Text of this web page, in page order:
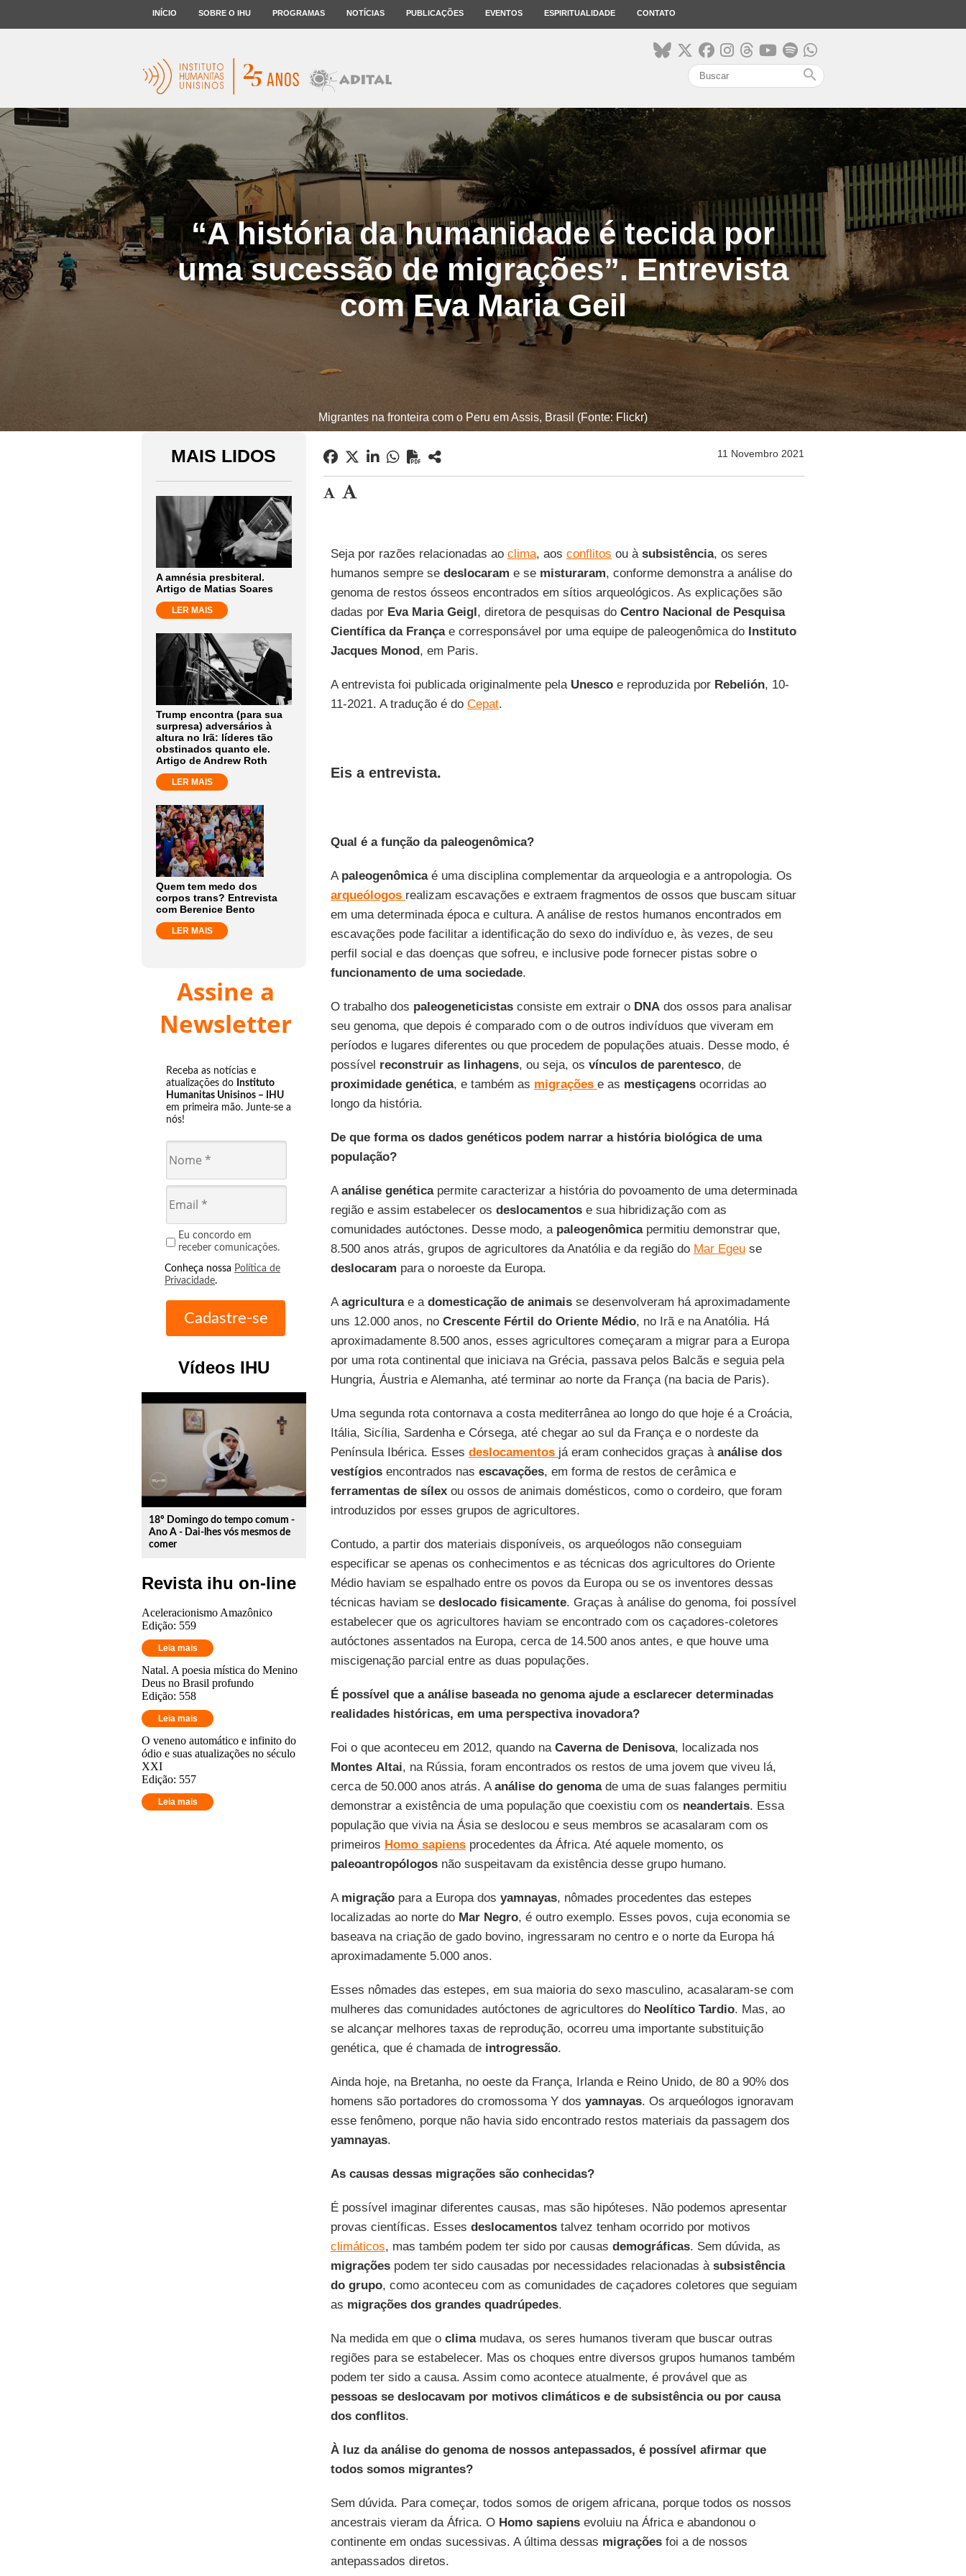
INÍCIO SOBRE O IHU PROGRAMAS NOTÍCIAS PUBLICAÇÕES EVENTOS ESPIRITUALIDADE CONTATO
search
“A história da humanidade é tecida por
uma sucessão de migrações”. Entrevista
com Eva Maria Geil
Migrantes na fronteira com o Peru em Assis, Brasil (Fonte: Flickr)
MAIS LIDOS
A amnésia presbiteral.
Artigo de Matias Soares
LER MAIS
Trump encontra (para sua
surpresa) adversários à
altura no Irã: líderes tão
obstinados quanto ele.
Artigo de Andrew Roth
LER MAIS
Quem tem medo dos
corpos trans? Entrevista
com Berenice Bento
LER MAIS
Assine a
Newsletter
Receba as notícias e
atualizações do Instituto
Humanitas Unisinos – IHU
em primeira mão. Junte-se a
nós!
Eu concordo em
receber comunicações.
Conheça nossa Política de
Privacidade.
Vídeos IHU
play_circle_outline
18º Domingo do tempo comum -
Ano A - Dai-lhes vós mesmos de
comer
Revista ihu on-line
Aceleracionismo Amazônico
Edição: 559
Leia mais
Natal. A poesia mística do Menino
Deus no Brasil profundo
Edição: 558
Leia mais
O veneno automático e infinito do
ódio e suas atualizações no século
XXI
Edição: 557
Leia mais
11 Novembro 2021
Seja por razões relacionadas ao clima, aos conflitos ou à subsistência, os seres
humanos sempre se deslocaram e se misturaram, conforme demonstra a análise do
genoma de restos ósseos encontrados em sítios arqueológicos. As explicações são
dadas por Eva Maria Geigl, diretora de pesquisas do Centro Nacional de Pesquisa
Científica da Françae corresponsável por uma equipe de paleogenômica do Instituto
Jacques Monod, em Paris.
A entrevista foi publicada originalmente pela Unescoe reproduzida por Rebelión, 10-
11-2021. A tradução é do Cepat.
Eis a entrevista.
Qual é a função da paleogenômica?
A paleogenômicaé uma disciplina complementar da arqueologia e a antropologia. Os
arqueólogos realizam escavações e extraem fragmentos de ossos que buscam situar
em uma determinada época e cultura. A análise de restos humanos encontrados em
escavações pode facilitar a identificação do sexo do indivíduo e, às vezes, de seu
perfil social e das doenças que sofreu, e inclusive pode fornecer pistas sobre o
funcionamento de uma sociedade.
O trabalho dos paleogeneticistasconsiste em extrair o DNAdos ossos para analisar
seu genoma, que depois é comparado com o de outros indivíduos que viveram em
períodos e lugares diferentes ou que procedem de populações atuais. Desse modo, é
possível reconstruir as linhagens, ou seja, os vínculos de parentesco, de
proximidade genética, e também as migrações e as mestiçagensocorridas ao
longo da história.
De que forma os dados genéticos podem narrar a história biológica de uma
população?
Aanálise genéticapermite caracterizar a história do povoamento de uma determinada
região e assim estabelecer os deslocamentose sua hibridização com as
comunidades autóctones. Desse modo, a paleogenômicapermitiu demonstrar que,
8.500 anos atrás, grupos de agricultores da Anatólia e da região do Mar Egeuse
deslocaram para o noroeste da Europa.
Aagriculturae a domesticação de animaisse desenvolveram há aproximadamente
uns 12.000 anos, no Crescente Fértil do Oriente Médio, no Irã e na Anatólia. Há
aproximadamente 8.500 anos, esses agricultores começaram a migrar para a Europa
por uma rota continental que iniciava na Grécia, passava pelos Balcãs e seguia pela
Hungria, Áustria e Alemanha, até terminar ao norte da França (na bacia de Paris).
Uma segunda rota contornava a costa mediterrânea ao longo do que hoje é a Croácia,
Itália, Sicília, Sardenha e Córsega, até chegar ao sul da França e o nordeste da
Península Ibérica. Esses deslocamentos já eram conhecidos graças à análise dos
vestígiosencontrados nas escavações, em forma de restos de cerâmica e
ferramentas de sílexou ossos de animais domésticos, como o cordeiro, que foram
introduzidos por esses grupos de agricultores.
Contudo, a partir dos materiais disponíveis, os arqueólogos não conseguiam
especificar se apenas os conhecimentos e as técnicas dos agricultores do Oriente
Médio haviam se espalhado entre os povos da Europa ou se os inventores dessas
técnicas haviam se deslocado fisicamente. Graças à análise do genoma, foi possível
estabelecer que os agricultores haviam se encontrado com os caçadores-coletores
autóctones assentados na Europa, cerca de 14.500 anos antes, e que houve uma
miscigenação parcial entre as duas populações.
É possível que a análise baseada no genoma ajude a esclarecer determinadas
realidades históricas, em uma perspectiva inovadora?
Foi o que aconteceu em 2012, quando na Caverna de Denisova, localizada nos
Montes Altai, na Rússia, foram encontrados os restos de uma jovem que viveu lá,
cerca de 50.000 anos atrás. Aanálise do genomade uma de suas falanges permitiu
demonstrar a existência de uma população que coexistiu com os neandertais. Essa
população que vivia na Ásia se deslocou e seus membros se acasalaram com os
primeiros Homo sapiensprocedentes da África. Até aquele momento, os
paleoantropólogosnão suspeitavam da existência desse grupo humano.
A migraçãopara a Europa dos yamnayas, nômades procedentes das estepes
localizadas ao norte do Mar Negro, é outro exemplo. Esses povos, cuja economia se
baseava na criação de gado bovino, ingressaram no centro e o norte da Europa há
aproximadamente 5.000 anos.
Esses nômades das estepes, em sua maioria do sexo masculino, acasalaram-se com
mulheres das comunidades autóctones de agricultores do Neolítico Tardio. Mas, ao
se alcançar melhores taxas de reprodução, ocorreu uma importante substituição
genética, que é chamada de introgressão.
Ainda hoje, na Bretanha, no oeste da França, Irlanda e Reino Unido, de 80 a 90% dos
homens são portadores do cromossoma Y dos yamnayas. Os arqueólogos ignoravam
esse fenômeno, porque não havia sido encontrado restos materiais da passagem dos
yamnayas.
As causas dessas migrações são conhecidas?
É possível imaginar diferentes causas, mas são hipóteses. Não podemos apresentar
provas científicas. Esses deslocamentostalvez tenham ocorrido por motivos
climáticos, mas também podem ter sido por causas demográficas. Sem dúvida, as
migraçõespodem ter sido causadas por necessidades relacionadas à subsistência
do grupo, como aconteceu com as comunidades de caçadores coletores que seguiam
as migrações dos grandes quadrúpedes.
Na medida em que o climamudava, os seres humanos tiveram que buscar outras
regiões para se estabelecer. Mas os choques entre diversos grupos humanos também
podem ter sido a causa. Assim como acontece atualmente, é provável que as
pessoas se deslocavam por motivos climáticos e de subsistência ou por causa
dos conflitos.
À luz da análise do genoma de nossos antepassados, é possível afirmar que
todos somos migrantes?
Sem dúvida. Para começar, todos somos de origem africana, porque todos os nossos
ancestrais vieram da África. O Homo sapiensevoluiu na África e abandonou o
continente em ondas sucessivas. A última dessas migraçõesfoi a de nossos
antepassados diretos.